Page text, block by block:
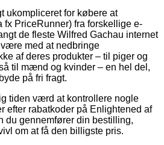
ukompliceret for købere at
fx PriceRunner) fra forskellige e-
de fleste Wilfred Gachau internet
med at nedbringe
af deres produkter – til piger og
til mænd og kvinder – en hel del,
på fri fragt.
tiden værd at kontrollere nogle
efter rabatkoder på Enlightened af
du gennemfører din bestilling,
om at få den billigste pris.